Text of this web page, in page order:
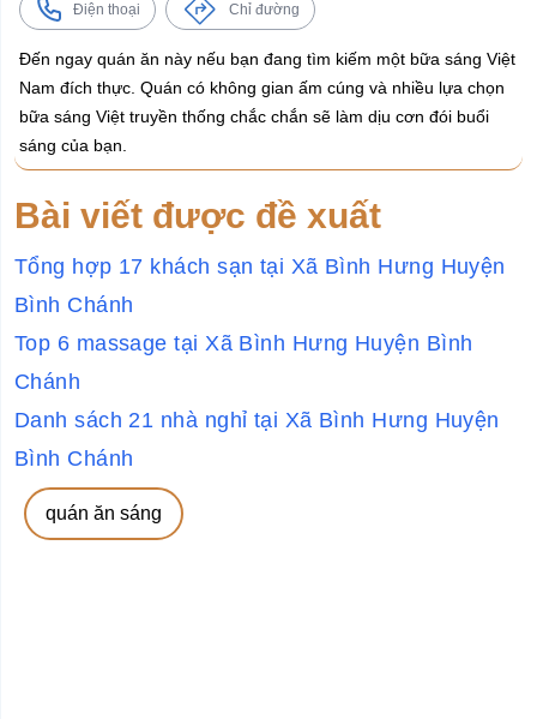
Điện thoại Chỉ đường
Đến ngay quán ăn này nếu bạn đang tìm kiếm một bữa sáng Việt
Nam đích thực. Quán có không gian ấm cúng và nhiều lựa chọn
bữa sáng Việt truyền thống chắc chắn sẽ làm dịu cơn đói buổi
sáng của bạn.
Bài viết được đề xuất
Tổng hợp 17 khách sạn tại Xã Bình Hưng Huyện
Bình Chánh
Top 6 massage tại Xã Bình Hưng Huyện Bình
Chánh
Danh sách 21 nhà nghỉ tại Xã Bình Hưng Huyện
Bình Chánh
quán ăn sáng